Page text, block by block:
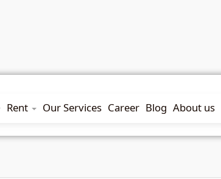
Rent Our Services Career Blog About us